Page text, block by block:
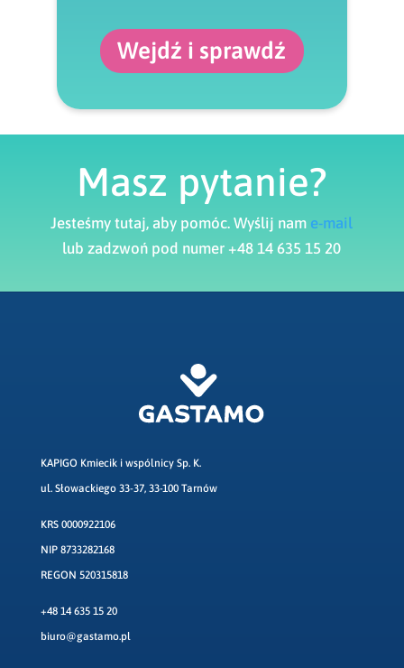
Wejdź i sprawdź
Masz pytanie?
Jesteśmy tutaj, aby pomóc. Wyślij nam e-mail
lub zadzwoń pod numer +48 14 635 15 20
KAPIGO Kmiecik i wspólnicy Sp. K.
ul. Słowackiego 33-37, 33-100 Tarnów
KRS 0000922106
NIP 8733282168
REGON 520315818
+48 14 635 15 20
biuro@gastamo.pl